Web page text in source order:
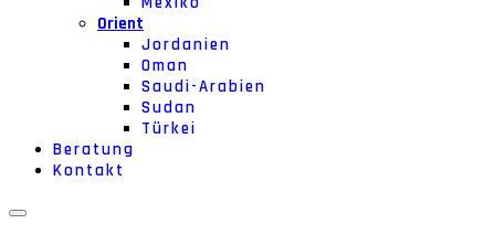
Orient
Jordanien
Oman
Saudi-Arabien
Sudan
Türkei
Beratung
Kontakt